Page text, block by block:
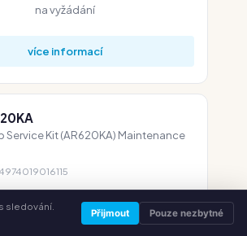
na vyžádání
více informací
Service Kit (AR620KA) Maintenance
sledování.
Přijmout Pouze nezbytné